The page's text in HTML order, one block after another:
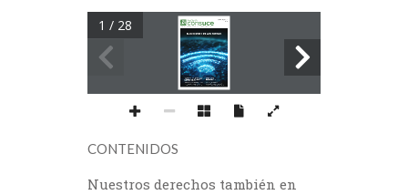
EL INTERNET DE LAS COSAS
1 / 28
CONTENIDOS
Nuestros derechos también en